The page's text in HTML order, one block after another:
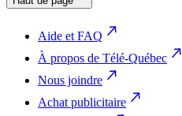
Aide et FAQ
À propos de Télé-Québec
Nous joindre
Achat publicitaire